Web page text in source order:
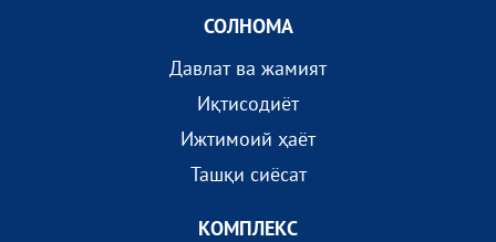
СОЛНОМА
Давлат ва жамият
Иқтисодиёт
Ижтимоий ҳаёт
Ташқи сиёсат
КОМПЛEКС